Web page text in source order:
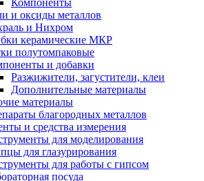
Компоненты
и оксиды металлов
и Нихром
керамические МКР
полутомпаковые
и добавки
Разжижители, загустители, клеи
Дополнительные материалы
материалы
благородных металлов
и средства измерения
для моделирования
для глазурирования
для работы с гипсом
посуда